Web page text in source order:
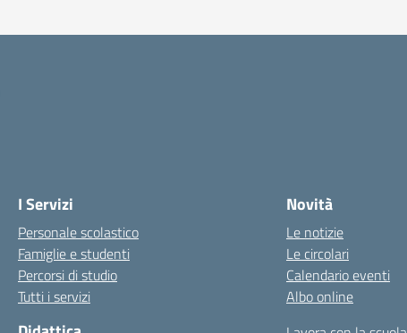
I Servizi
Personale scolastico
Famiglie e studenti
Percorsi di studio
Tutti i servizi
Novità
Le notizie
Le circolari
Calendario eventi
Albo online